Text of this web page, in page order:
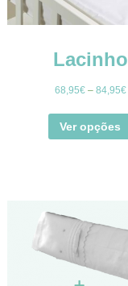
Lacinho
68,95€– 84,95€
Ver opções